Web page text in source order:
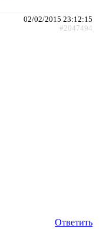
02/02/2015 23:12:15
#2047494
Ответить